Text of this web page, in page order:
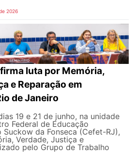
2026
luta por Memória,
e Reparação em
de Janeiro
19 e 21 de junho, na unidade
Federal de Educação
Suckow da Fonseca (Cefet-RJ),
Verdade, Justiça e
pelo Grupo de Trabalho